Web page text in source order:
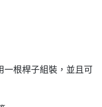
根桿子組裝，並且可